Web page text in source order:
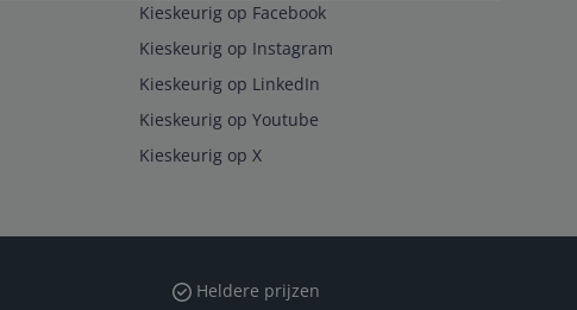
Kieskeurig op Facebook
Kieskeurig op Instagram
Kieskeurig op LinkedIn
Kieskeurig op Youtube
Kieskeurig op X
Heldere prijzen